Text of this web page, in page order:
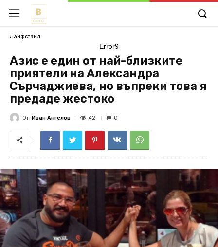
Лайфстайл
Error9
Азис е един от най-близките
приятели на Александра
Сърчаджиева, но въпреки това я
предаде жестоко
От Иван Ангелов 42 0